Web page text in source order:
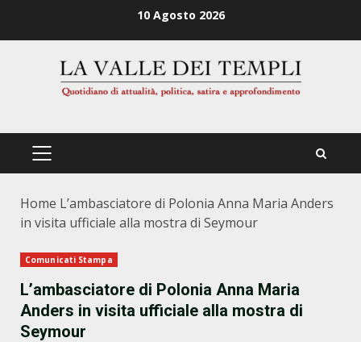
10 Agosto 2026
PRIMÄRES
Home L’ambasciatore di Polonia Anna Maria Anders
in visita ufficiale alla mostra di Seymour
Comunicati Stampa
L’ambasciatore di Polonia Anna Maria
Anders in visita ufficiale alla mostra di
Seymour